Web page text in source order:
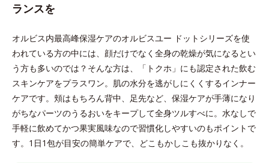
ランスを
オルビス内最高峰保湿ケアのオルビスユー ドットシリーズを使
われている方の中には、顔だけでなく全身の乾燥が気になるとい
う方も多いのでは？そんな方は、「トクホ」にも認定された飲む
スキンケアをプラスワン。肌の水分を逃がしにくくするインナー
ケアです。頬はもちろん背中、足先など、保湿ケアが手薄になり
がちなパーツのうるおいをキープして全身ツルすべに。水なしで
手軽に飲めてかつ果実風味なので習慣化しやすいのもポイントで
す。1日1包が目安の簡単ケアで、どこもかしこも抜かりなく。